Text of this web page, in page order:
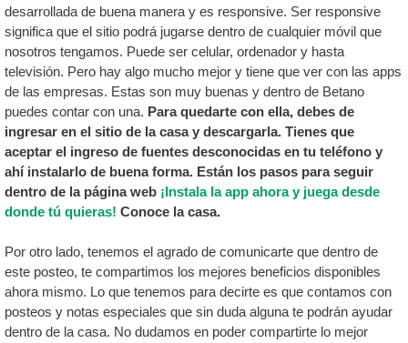
desarrollada de buena manera y es responsive. Ser responsive
significa que el sitio podrá jugarse dentro de cualquier móvil que
nosotros tengamos. Puede ser celular, ordenador y hasta
televisión. Pero hay algo mucho mejor y tiene que ver con las apps
de las empresas. Estas son muy buenas y dentro de Betano
puedes contar con una. Para quedarte con ella, debes de
ingresar en el sitio de la casa y descargarla. Tienes que
aceptar el ingreso de fuentes desconocidas en tu teléfono y
ahí instalarlo de buena forma. Están los pasos para seguir
dentro de la página web ¡Instala la app ahora y juega desde
donde tú quieras! Conoce la casa.
Por otro lado, tenemos el agrado de comunicarte que dentro de
este posteo, te compartimos los mejores beneficios disponibles
ahora mismo. Lo que tenemos para decirte es que contamos con
posteos y notas especiales que sin duda alguna te podrán ayudar
dentro de la casa. No dudamos en poder compartirte lo mejor